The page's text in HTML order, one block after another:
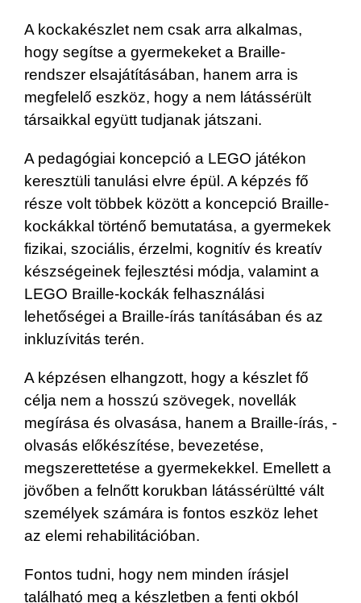
A kockakészlet nem csak arra alkalmas,
hogy segítse a gyermekeket a Braille-
rendszer elsajátításában, hanem arra is
megfelelő eszköz, hogy a nem látássérült
társaikkal együtt tudjanak játszani.
A pedagógiai koncepció a LEGO játékon
keresztüli tanulási elvre épül. A képzés fő
része volt többek között a koncepció Braille-
kockákkal történő bemutatása, a gyermekek
fizikai, szociális, érzelmi, kognitív és kreatív
készségeinek fejlesztési módja, valamint a
LEGO Braille-kockák felhasználási
lehetőségei a Braille-írás tanításában és az
inkluzívitás terén.
A képzésen elhangzott, hogy a készlet fő
célja nem a hosszú szövegek, novellák
megírása és olvasása, hanem a Braille-írás, -
olvasás előkészítése, bevezetése,
megszerettetése a gyermekekkel. Emellett a
jövőben a felnőtt korukban látássérültté vált
személyek számára is fontos eszköz lehet
az elemi rehabilitációban.
Fontos tudni, hogy nem minden írásjel
található meg a készletben a fenti okból